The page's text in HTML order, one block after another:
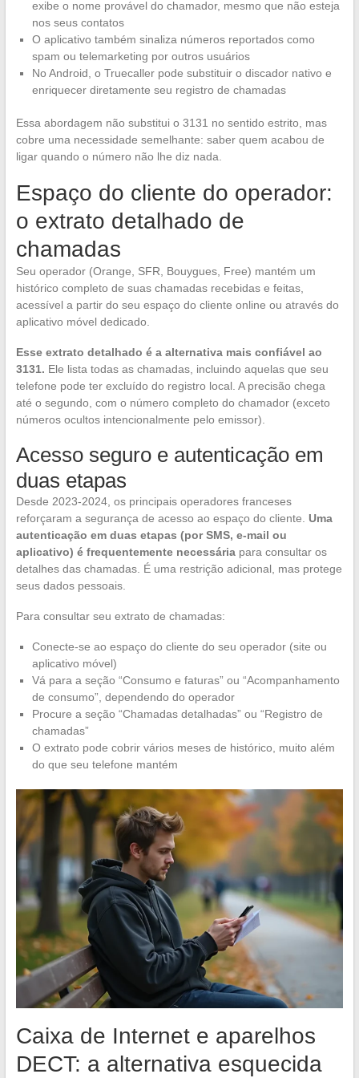
exibe o nome provável do chamador, mesmo que não esteja
nos seus contatos
O aplicativo também sinaliza números reportados como
spam ou telemarketing por outros usuários
No Android, o Truecaller pode substituir o discador nativo e
enriquecer diretamente seu registro de chamadas
Essa abordagem não substitui o 3131 no sentido estrito, mas
cobre uma necessidade semelhante: saber quem acabou de
ligar quando o número não lhe diz nada.
Espaço do cliente do operador:
o extrato detalhado de
chamadas
Seu operador (Orange, SFR, Bouygues, Free) mantém um
histórico completo de suas chamadas recebidas e feitas,
acessível a partir do seu espaço do cliente online ou através do
aplicativo móvel dedicado.
Esse extrato detalhado é a alternativa mais confiável ao
3131. Ele lista todas as chamadas, incluindo aquelas que seu
telefone pode ter excluído do registro local. A precisão chega
até o segundo, com o número completo do chamador (exceto
números ocultos intencionalmente pelo emissor).
Acesso seguro e autenticação em
duas etapas
Desde 2023-2024, os principais operadores franceses
reforçaram a segurança de acesso ao espaço do cliente. Uma
autenticação em duas etapas (por SMS, e-mail ou
aplicativo) é frequentemente necessáriapara consultar os
detalhes das chamadas. É uma restrição adicional, mas protege
seus dados pessoais.
Para consultar seu extrato de chamadas:
Conecte-se ao espaço do cliente do seu operador (site ou
aplicativo móvel)
Vá para a seção “Consumo e faturas” ou “Acompanhamento
de consumo”, dependendo do operador
Procure a seção “Chamadas detalhadas” ou “Registro de
chamadas”
O extrato pode cobrir vários meses de histórico, muito além
do que seu telefone mantém
Caixa de Internet e aparelhos
DECT: a alternativa esquecida